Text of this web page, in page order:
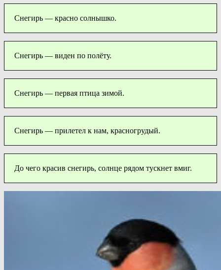
Снегирь — красно солнышко.
Снегирь — виден по полёту.
Снегирь — первая птица зимой.
Снегирь — прилетел к нам, красногрудый.
До чего красив снегирь, солнце рядом тускнет вмиг.